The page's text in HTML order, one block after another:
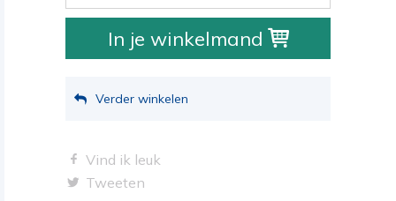
In je winkelmand
Verder winkelen
Vind ik leuk
Tweeten